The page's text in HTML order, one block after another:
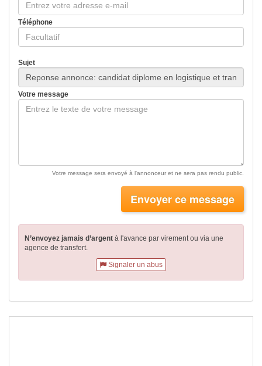
Téléphone
Sujet
Votre message
Votre message sera envoyé à l'annonceur et ne sera pas rendu public.
Envoyer ce message
N’envoyez jamais d’argent à l'avance par virementou via une
agence de transfert.
Signaler un abus